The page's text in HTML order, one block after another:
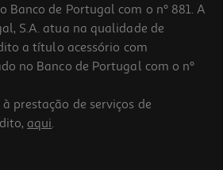
De Grace Habib
Banco de Portugal com o nº 881. A
S.A. atua na qualidade de
a título acessório com
no Banco de Portugal com o nº
prestação de serviços de
aqui.